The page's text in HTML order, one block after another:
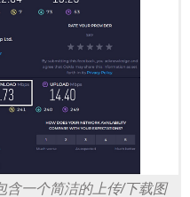
含一个简洁的上传/下载图